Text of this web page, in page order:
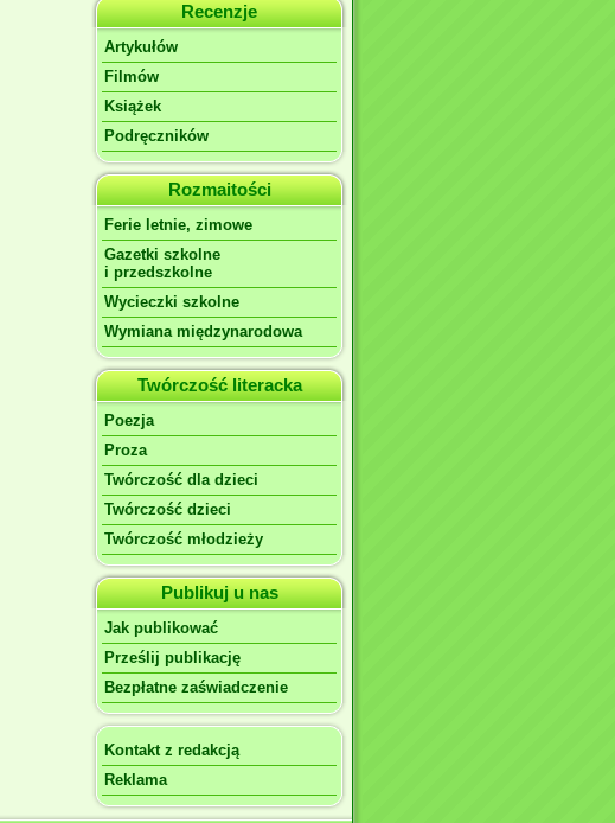
Recenzje
Artykułów
Filmów
Książek
Podręczników
Rozmaitości
Ferie letnie, zimowe
Gazetki szkolne
i przedszkolne
Wycieczki szkolne
Wymiana międzynarodowa
Twórczość literacka
Poezja
Proza
Twórczość dla dzieci
Twórczość dzieci
Twórczość młodzieży
Publikuj u nas
Jak publikować
Prześlij publikację
Bezpłatne zaświadczenie
Kontakt z redakcją
Reklama